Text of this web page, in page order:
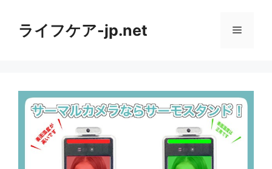
ライフケア-jp.net メ
ュ
ー